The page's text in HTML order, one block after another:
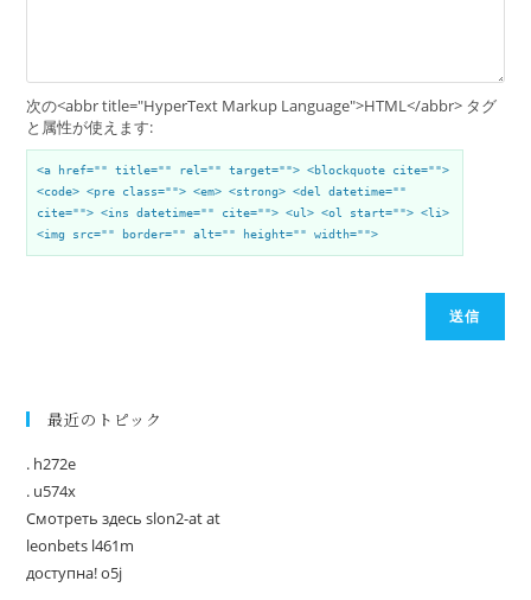
次の<abbr title="HyperText Markup Language">HTML</abbr> タグ
と属性が使えます:
<a href="" title="" rel="" target=""> <blockquote cite="">
<code> <pre class=""> <em> <strong> <del datetime=""
cite=""> <ins datetime="" cite=""> <ul> <ol start=""> <li>
<img src="" border="" alt="" height="" width="">
送信
最近のトピック
. h272e
. u574x
Смотреть здесь slon2-at at
leonbets l461m
доступна! o5j